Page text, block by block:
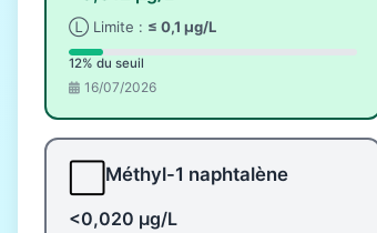
Ⓛ Limite : ≤ 0,1 µg/L
12% du seuil
16/07/2026
Méthyl-1 naphtalène
<0,020 µg/L